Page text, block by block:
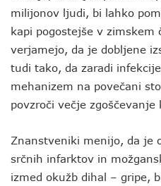
milijonov ljudi, bi lahko
kapi pogostejše v zimskem
verjamejo, da je dobljene
tudi tako, da zaradi
mehanizem na povečani
povzroči večje
Znanstveniki menijo, da je
srčnih infarktov in
izmed okužb dihal – gripe,